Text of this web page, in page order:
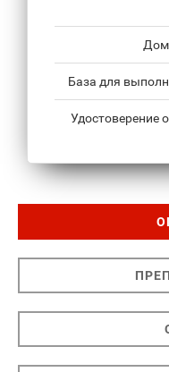
База для
Удостоверение